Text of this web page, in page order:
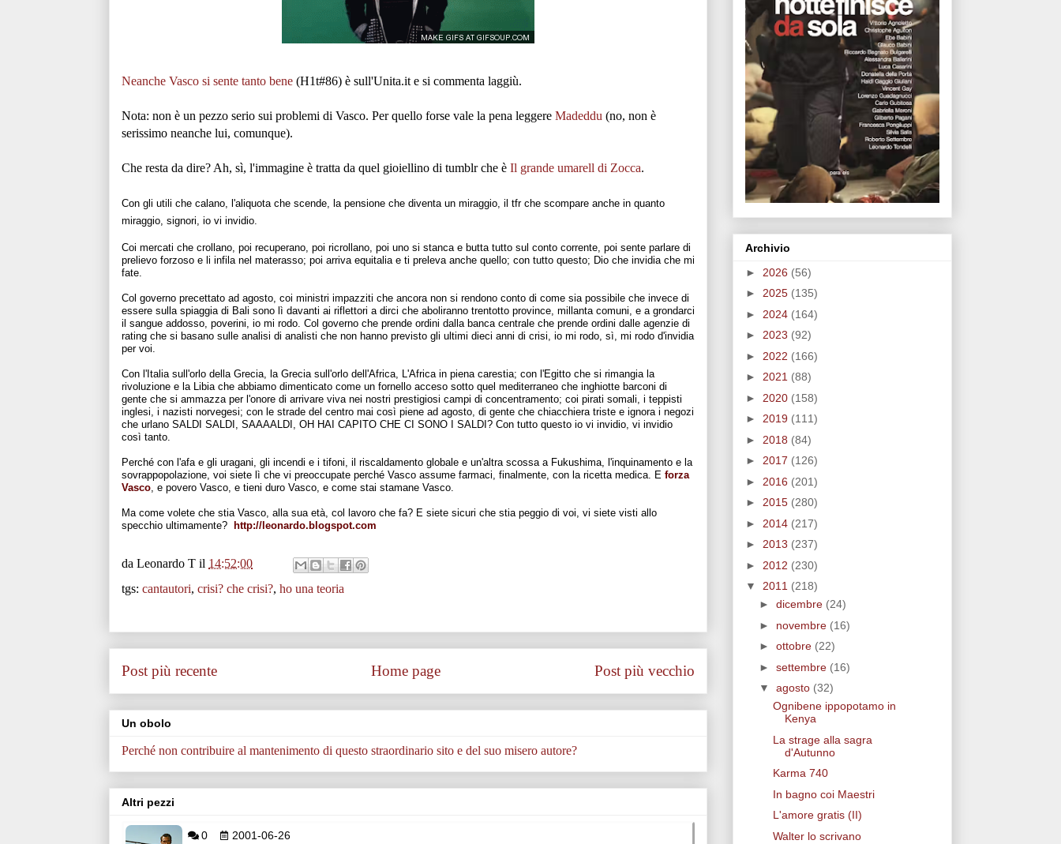
Neanche Vasco si sente tanto bene (H1t#86) è sull'Unita.it e si commenta laggiù.
Nota: non è un pezzo serio sui problemi di Vasco. Per quello forse vale la pena leggere Madeddu (no, non è
serissimo neanche lui, comunque).
Che resta da dire? Ah, sì, l'immagine è tratta da quel gioiellino di tumblr che è Il grande umarell di Zocca.
Con gli utili che calano, l'aliquota che scende, la pensione che diventa un miraggio, il tfr che scompare anche in quanto
miraggio, signori, io vi invidio.
Coi mercati che crollano, poi recuperano, poi ricrollano, poi uno si stanca e butta tutto sul conto corrente, poi sente parlare di
prelievo forzoso e li infila nel materasso; poi arriva equitalia e ti preleva anche quello; con tutto questo; Dio che invidia che mi
fate.
Col governo precettato ad agosto, coi ministri impazziti che ancora non si rendono conto di come sia possibile che invece di
essere sulla spiaggia di Bali sono lì davanti ai riflettori a dirci che aboliranno trentotto province, millanta comuni, e a grondarci
il sangue addosso, poverini, io mi rodo. Col governo che prende ordini dalla banca centrale che prende ordini dalle agenzie di
rating che si basano sulle analisi di analisti che non hanno previsto gli ultimi dieci anni di crisi, io mi rodo, sì, mi rodo d'invidia
per voi.
Con l'Italia sull'orlo della Grecia, la Grecia sull'orlo dell'Africa, L'Africa in piena carestia; con l'Egitto che si rimangia la
rivoluzione e la Libia che abbiamo dimenticato come un fornello acceso sotto quel mediterraneo che inghiotte barconi di
gente che si ammazza per l'onore di arrivare viva nei nostri prestigiosi campi di concentramento; coi pirati somali, i teppisti
inglesi, i nazisti norvegesi; con le strade del centro mai così piene ad agosto, di gente che chiacchiera triste e ignora i negozi
che urlano SALDI SALDI, SAAAALDI, OH HAI CAPITO CHE CI SONO I SALDI? Con tutto questo io vi invidio, vi invidio
così tanto.
Perché con l'afa e gli uragani, gli incendi e i tifoni, il riscaldamento globale e un'altra scossa a Fukushima, l'inquinamento e la
sovrappopolazione, voi siete lì che vi preoccupate perché Vasco assume farmaci, finalmente, con la ricetta medica. E forza
Vasco , e povero Vasco, e tieni duro Vasco, e come stai stamane Vasco.
Ma come volete che stia Vasco, alla sua età, col lavoro che fa? E siete sicuri che stia peggio di voi, vi siete visti allo
specchio ultimamente?
http://leonardo.blogspot.com
da Leonardo T il 14:52:00
tgs: cantautori, crisi? che crisi?, ho una teoria
Post più recente Post più vecchio
Home page
Un obolo
Perché non contribuire al mantenimento di questo straordinario sito e del suo misero autore?
Altri pezzi
0
2001-06-26
Archivio
► 2026 (56)
► 2025 (135)
► 2024 (164)
► 2023 (92)
► 2022 (166)
► 2021 (88)
► 2020 (158)
► 2019 (111)
► 2018 (84)
► 2017 (126)
► 2016 (201)
► 2015 (280)
► 2014 (217)
► 2013 (237)
► 2012 (230)
▼ 2011 (218)
► dicembre (24)
► novembre (16)
► ottobre (22)
► settembre (16)
▼ agosto (32)
Ognibene ippopotamo in
Kenya
La strage alla sagra
d'Autunno
Karma 740
In bagno coi Maestri
L'amore gratis (II)
Walter lo scrivano